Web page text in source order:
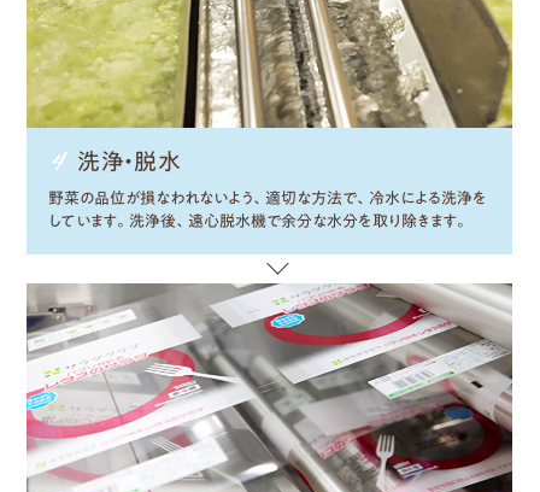
洗浄・脱水
野菜の品位が損なわれないよう、適切な方法で、冷水による洗浄を
しています。洗浄後、遠心脱水機で余分な水分を取り除きます。